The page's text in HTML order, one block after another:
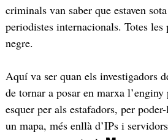
criminals van saber que estaven
periodistes internacionals. Totes
negre.
Aquí va ser quan els investigadors
de tornar a posar en marxa
esquer per als estafadors, per
un mapa, més enllà d’IPs i